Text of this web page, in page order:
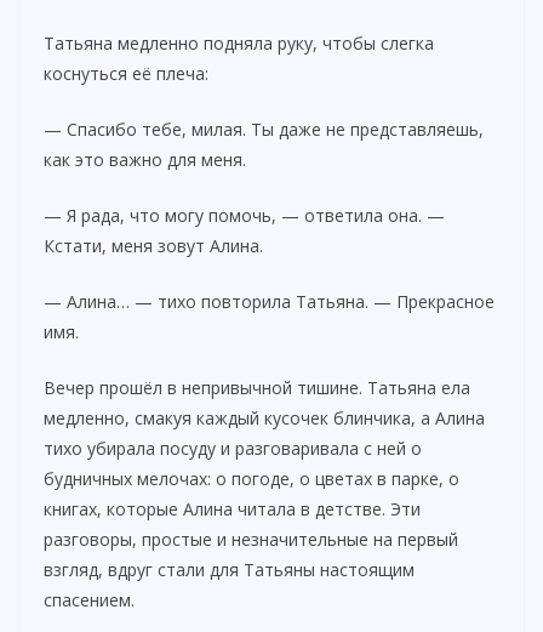
Татьяна медленно подняла руку, чтобы слегка
коснуться её плеча:
— Спасибо тебе, милая. Ты даже не представляешь,
как это важно для меня.
— Я рада, что могу помочь, — ответила она. —
Кстати, меня зовут Алина.
— Алина… — тихо повторила Татьяна. — Прекрасное
имя.
Вечер прошёл в непривычной тишине. Татьяна ела
медленно, смакуя каждый кусочек блинчика, а Алина
тихо убирала посуду и разговаривала с ней о
будничных мелочах: о погоде, о цветах в парке, о
книгах, которые Алина читала в детстве. Эти
разговоры, простые и незначительные на первый
взгляд, вдруг стали для Татьяны настоящим
спасением.